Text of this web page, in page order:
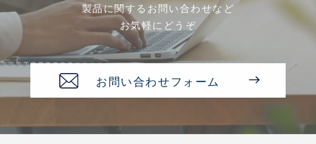
製品に関するお問い合わせなど
お気軽にどうぞ
お問い合わせフォーム